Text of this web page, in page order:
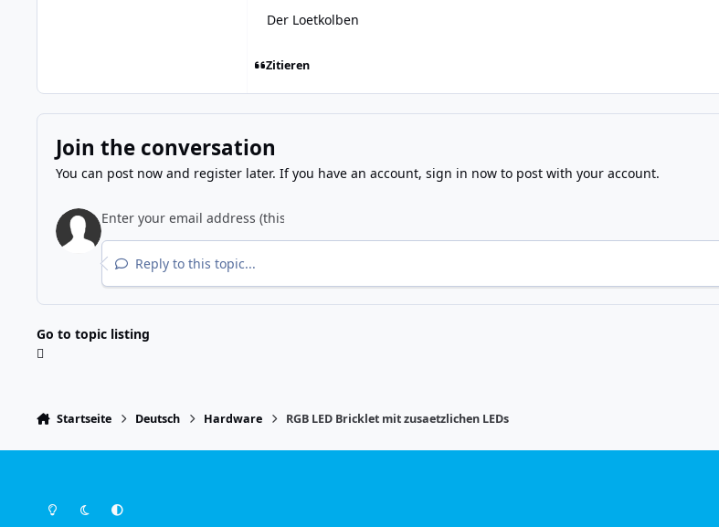
Der Loetkolben
Zitieren
Join the conversation
You can post now and register later. If you have an account, sign in nowto post with your account.
Reply to this topic...
Go to topic listing
Startseite Deutsch Hardware RGB LED Bricklet mit zusaetzlichen LEDs
Light ModeDark ModeSystem Preference